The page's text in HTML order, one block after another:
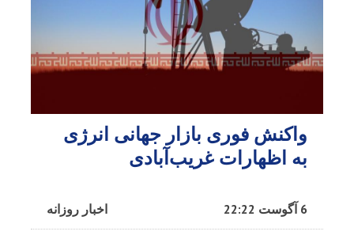
واکنش فوری بازار جهانی انرژی
به اظهارات غریب‌آبادی
اخبار روزانه 6 آگوست 22:22